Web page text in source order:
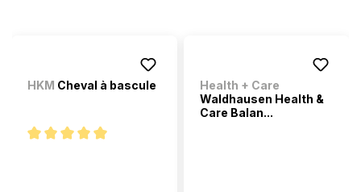
HKM Cheval à bascule
Health + Care
Waldhausen Health &
Care Balan...